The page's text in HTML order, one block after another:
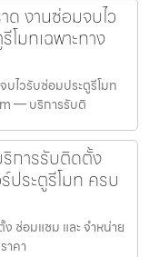
ด งานซ่อมจบไว
มทเฉพาะทาง
บไวรับซ่อมประตูรีโมท
— บริการรับติ
การรับติดตั้ง
ประตูรีโมท ครบ
ซ่อมแซม และ จำหน่าย
าคา